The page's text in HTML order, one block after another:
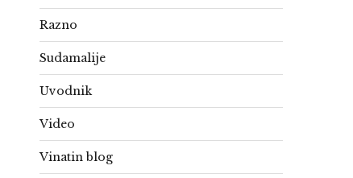
Razno
Sudamalije
Uvodnik
Video
Vinatin blog